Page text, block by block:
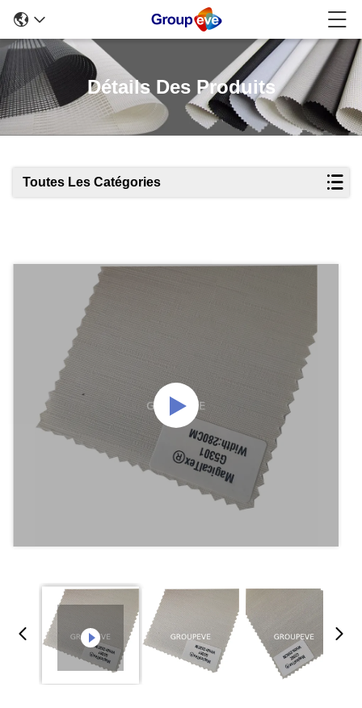
Détails Des Produits
Toutes Les Catégories